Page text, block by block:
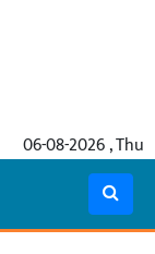
06-08-2026 , Thu